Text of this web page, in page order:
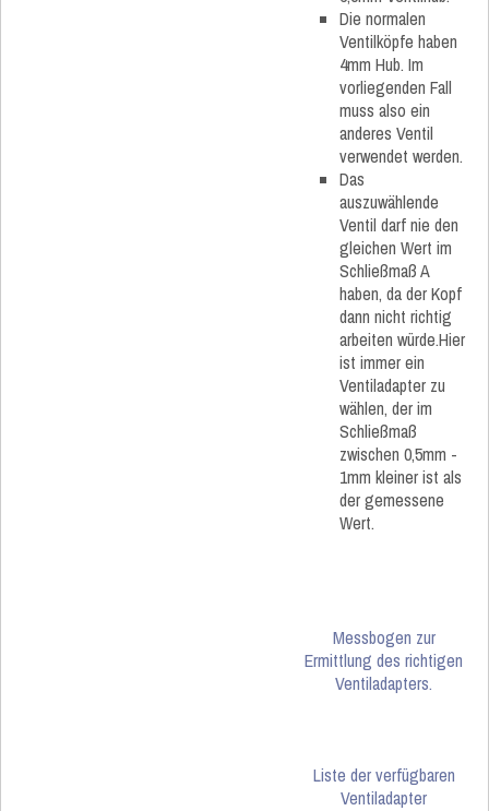
Die normalen
Ventilköpfe haben
4mm Hub. Im
vorliegenden Fall
muss also ein
anderes Ventil
verwendet werden.
Das
auszuwählende
Ventil darf nie den
gleichen Wert im
Schließmaß A
haben, da der Kopf
dann nicht richtig
arbeiten würde.Hier
ist immer ein
Ventiladapter zu
wählen, der im
Schließmaß
zwischen 0,5mm -
1mm kleiner ist als
der gemessene
Wert.
Messbogen zur
Ermittlung des richtigen
Ventiladapters.
Liste der verfügbaren
Ventiladapter